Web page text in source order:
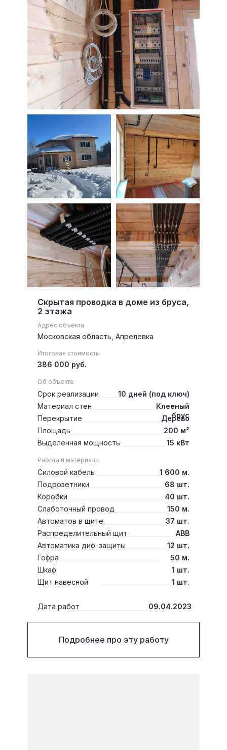
Скрытая проводка в доме из бруса,
2 этажа
Московская область, Апрелевка
Об объекте
Срок реализации
Материал стен
Перекрытие
Площадь
Выделенная мощность
Работа и материалы
Силовой кабель
Подрозетники
Коробки
Щит навесной
Автоматов в щите
Дата работ
10 дней (под ключ)
Клееный
брус
Дерево
200 м²
15 кВт
1 600 м.
68 шт.
40 шт.
1 шт.
37 шт.
09.04.2023
Слаботочный провод 150 м.
Гофра
50 м.
Шкаф
ABB
Распределительный щит
1 шт.
Автоматика диф. защиты 12 шт.
386 000 руб.
Итоговая стоимость
Адрес объекта
Подробнее про эту работу